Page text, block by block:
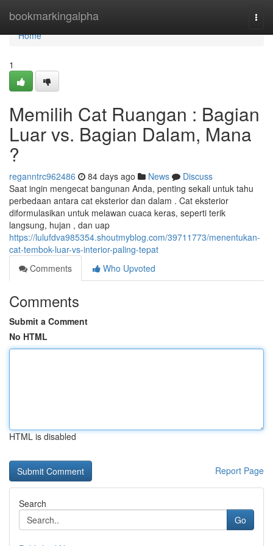
bookmarkingalpha
Home
Home
1
Memilih Cat Ruangan : Bagian
Luar vs. Bagian Dalam, Mana
?
reganntrc962486 84 days ago News
Discuss
Saat ingin mengecat bangunan Anda, penting sekali untuk tahu
perbedaan antara cat eksterior dan dalam . Cat eksterior
diformulasikan untuk melawan cuaca keras, seperti terik
langsung, hujan , dan uap
https://lulufdva985354.shoutmyblog.com/39711773/menentukan-
cat-tembok-luar-vs-interior-paling-tepat
Comments
Who Upvoted
Comments
Submit a Comment
No HTML
HTML is disabled
Report Page
Search
Go